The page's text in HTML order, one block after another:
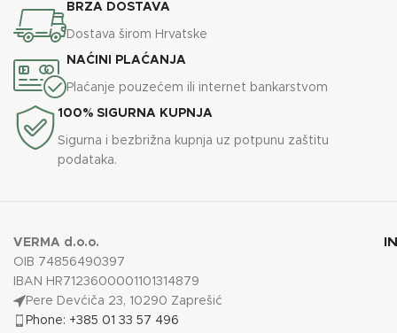
BRZA DOSTAVA
Dostava širom Hrvatske
NAĆINI PLAĆANJA
Plaćanje pouzećem ili internet bankarstvom
100% SIGURNA KUPNJA
Sigurna i bezbrižna kupnja uz potpunu zaštitu
podataka.
VERMA d.o.o.
OIB 74856490397
IBAN HR7123600001101314879
Pere Devćiča 23, 10290 Zaprešić
Phone: +385 01 33 57 496